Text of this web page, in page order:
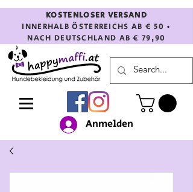
KOSTENLOSER VERSAND
INNERHALB ÖSTERREICHS AB € 50 •
NACH DEUTSCHLAND AB € 79,90
Anmelden